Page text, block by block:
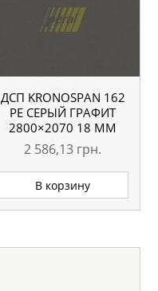
ДСП KRONOSPAN 162
РЕ СЕРЫЙ ГРАФИТ
2800×2070 18 ММ
2 586,13 грн.
В корзину